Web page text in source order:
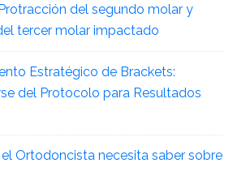
del segundo molar y
tercer molar impactado
Estratégico de Brackets:
del Protocolo para Resultados
Ortodoncista necesita saber sobre